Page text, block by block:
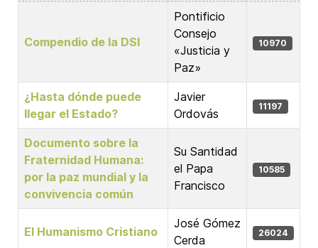
Compendio de la DSI
Pontificio
Consejo
«Justicia y
Paz»
10970
¿Hasta dónde puede
llegar el Estado?
Javier
Ordovás
11197
Documento sobre la
Fraternidad Humana:
por la paz mundial y la
convivencia común
Su Santidad
el Papa
Francisco
10585
El Humanismo Cristiano
José Gómez
Cerda
26024